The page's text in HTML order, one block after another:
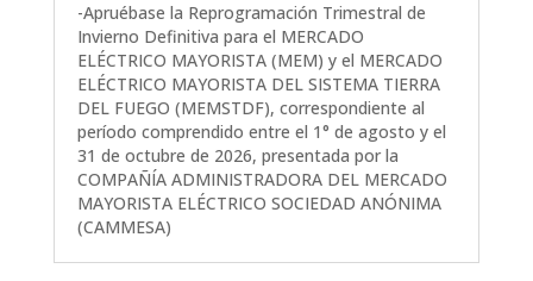
-Apruébase la Reprogramación Trimestral de
Invierno Definitiva para el MERCADO
ELÉCTRICO MAYORISTA (MEM) y el MERCADO
ELÉCTRICO MAYORISTA DEL SISTEMA TIERRA
DEL FUEGO (MEMSTDF), correspondiente al
período comprendido entre el 1° de agosto y el
31 de octubre de 2026, presentada por la
COMPAÑÍA ADMINISTRADORA DEL MERCADO
MAYORISTA ELÉCTRICO SOCIEDAD ANÓNIMA
(CAMMESA)